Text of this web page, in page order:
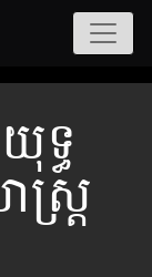
ទ្ធ
ស្ត្រ​